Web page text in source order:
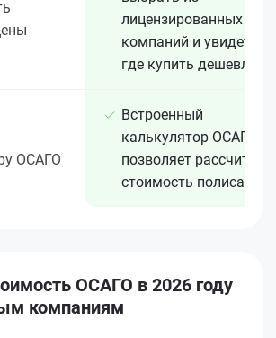
лицензированных 15+
компаний и увидеть,
где купить дешевле
ОСАГО
Встроенный
калькулятор ОСАГО
позволяет рассчитать
стоимость полиса
ОСАГО в 2026 году
компаниям